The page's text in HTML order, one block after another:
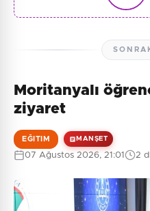
Moritanyalı
ziyaret
EĞITIM MANŞET
07 Ağustos 2026, 21:01 2